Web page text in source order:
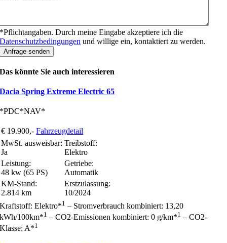
*Pflichtangaben. Durch meine Eingabe akzeptiere ich die
Datenschutzbedingungen und willige ein, kontaktiert zu werden.
Anfrage senden
Das könnte Sie auch interessieren
Dacia Spring Extreme Electric 65
*PDC*NAV*
€ 19.900,- Fahrzeugdetail
MwSt. ausweisbar:
Ja
Treibstoff:
Elektro
Leistung:
48 kw (65 PS)
Getriebe:
Automatik
KM-Stand:
2.814 km
Erstzulassung:
10/2024
Kraftstoff: Elektro*1 – Stromverbrauch kombiniert: 13,20
kWh/100km*1 – CO2-Emissionen kombiniert: 0 g/km*1 – CO2-
Klasse: A*1